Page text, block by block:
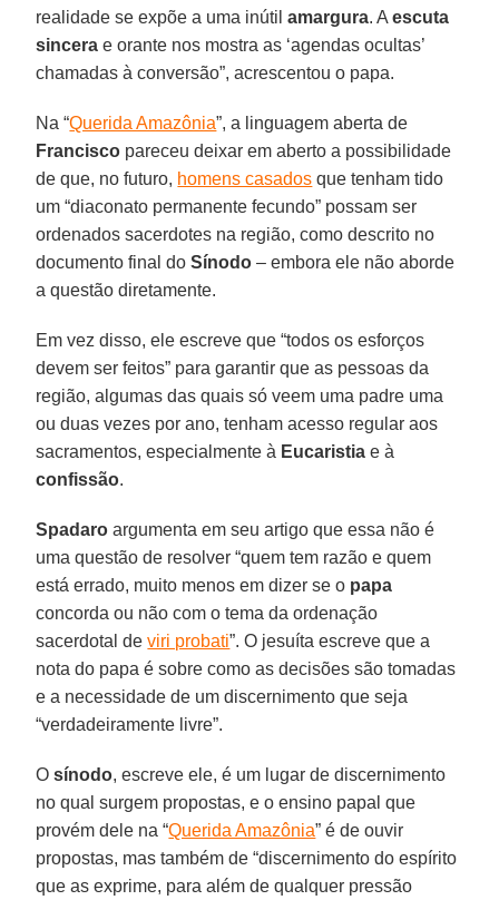
realidade se expõe a uma inútilamargura. Aescuta
sincera e orante nos mostra as ‘agendas ocultas’
chamadas à conversão”, acrescentou o papa.
Na “Querida Amazônia”, a linguagem aberta de
Francisco pareceu deixar em aberto a possibilidade
de que, no futuro, homens casados que tenham tido
um “diaconato permanente fecundo” possam ser
ordenados sacerdotes na região, como descrito no
documento final doSínodo – embora ele não aborde
a questão diretamente.
Em vez disso, ele escreve que “todos os esforços
devem ser feitos” para garantir que as pessoas da
região, algumas das quais só veem uma padre uma
ou duas vezes por ano, tenham acesso regular aos
sacramentos, especialmente à Eucaristia e à
confissão.
Spadaro argumenta em seu artigo que essa não é
uma questão de resolver “quem tem razão e quem
está errado, muito menos em dizer se o papa
concorda ou não com o tema da ordenação
sacerdotal deviri probati”. O jesuíta escreve que a
nota do papa é sobre como as decisões são tomadas
e a necessidade de um discernimento que seja
“verdadeiramente livre”.
Osínodo, escreve ele, é um lugar de discernimento
no qual surgem propostas, e o ensino papal que
provém dele na “Querida Amazônia” é de ouvir
propostas, mas também de “discernimento do espírito
que as exprime, para além de qualquer pressão